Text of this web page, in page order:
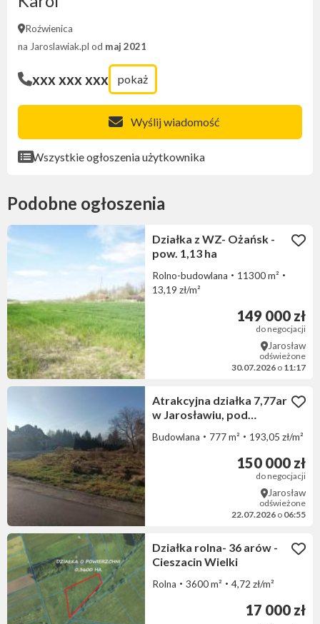
Roźwienica
na Jaroslawiak.pl od maj 2021
xxx xxx xxx pokaż
Wyślij wiadomość
Wszystkie ogłoszenia użytkownika
Podobne ogłoszenia
Działka z WZ- Ożańsk -
pow. 1,13 ha
Rolno-budowlana
11300 m²
13,19 zł/m²
149 000 zł
do negocjacji
Jarosław
odświeżone
30.07.2026 o 11:17
Atrakcyjna działka 7,77ar
w Jarosławiu, pod
Budowlana 777 m² 193,05 zł/m²
150 000 zł
do negocjacji
Jarosław
odświeżone
22.07.2026 o 06:55
Działka rolna- 36 arów -
Cieszacin Wielki
Rolna 3600 m² 4,72 zł/m²
17 000 zł